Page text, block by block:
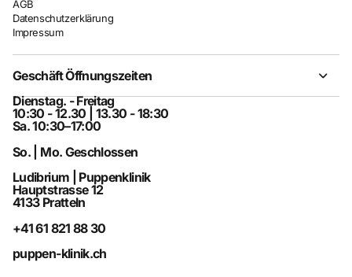
AGB
Datenschutzerklärung
Impressum
Geschäft Öffnungszeiten
Dienstag. - Freitag
10:30 - 12.30 | 13.30 - 18:30
Sa. 10:30–17:00
So. | Mo. Geschlossen
Ludibrium | Puppenklinik
Hauptstrasse 12
4133 Pratteln
+41 61 821 88 30
puppen-klinik.ch